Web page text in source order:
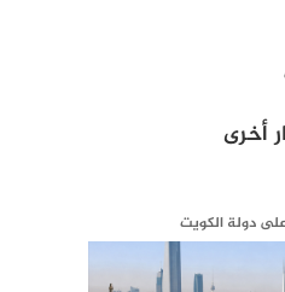
أخرى
على دولة الكويت